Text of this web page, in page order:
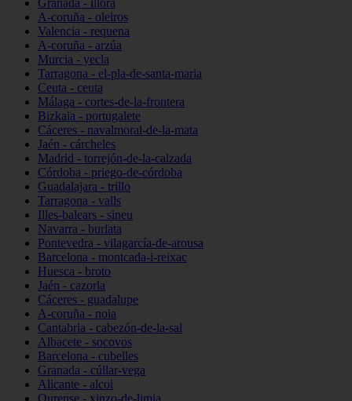
Granada - illora
A-coruña - oleiros
Valencia - requena
A-coruña - arzúa
Murcia - yecla
Tarragona - el-pla-de-santa-maria
Ceuta - ceuta
Málaga - cortes-de-la-frontera
Bizkaia - portugalete
Cáceres - navalmoral-de-la-mata
Jaén - cárcheles
Madrid - torrejón-de-la-calzada
Córdoba - priego-de-córdoba
Guadalajara - trillo
Tarragona - valls
Illes-balears - sineu
Navarra - burlata
Pontevedra - vilagarcía-de-arousa
Barcelona - montcada-i-reixac
Huesca - broto
Jaén - cazorla
Cáceres - guadalupe
A-coruña - noia
Cantabria - cabezón-de-la-sal
Albacete - socovos
Barcelona - cubelles
Granada - cúllar-vega
Alicante - alcoi
Ourense - xinzo-de-limia